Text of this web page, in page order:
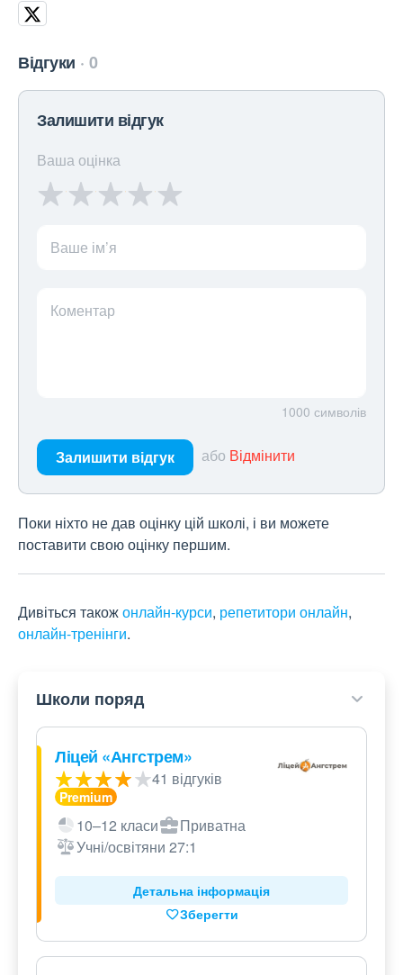
Відгуки 0
Залишити відгук
Ваша оцінка
Ваше ім’я
Коментар
1000 символів
Залишити відгук або Відмінити
Поки ніхто не дав оцінку цій школі, і ви можете
поставити свою оцінку першим.
Дивіться такожонлайн-курси, репетитори онлайн,
онлайн-тренінги.
Школи поряд
Ліцей «Ангстрем»
41 відгуків
10–12 класи
Приватна
Учні/освітяни 27:1
Детальна інформація
Зберегти